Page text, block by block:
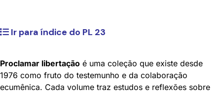
Ir para índice do PL 23
Proclamar libertação é uma coleção que existe desde
1976 como fruto do testemunho e da colaboração
ecumênica. Cada volume traz estudos e reflexões sobre